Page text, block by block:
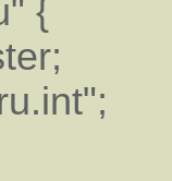
{